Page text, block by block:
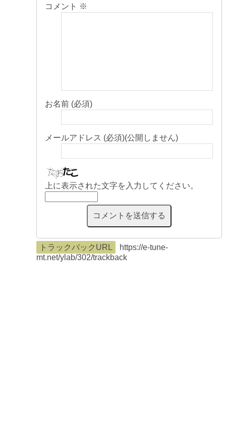
コメント ※
お名前 (必須)
メールアドレス (必須)(公開しません)
上に表示された文字を入力してください。
トラックバックURL
https://e-tune-
mt.net/ylab/302/trackback